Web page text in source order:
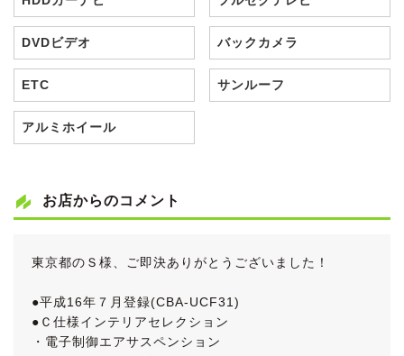
DVDビデオ バックカメラ
ETC サンルーフ
アルミホイール
お店からのコメント
東京都のＳ様、ご即決ありがとうございました！
●平成16年７月登録(CBA-UCF31)
●Ｃ仕様インテリアセレクション
・電子制御エアサスペンション